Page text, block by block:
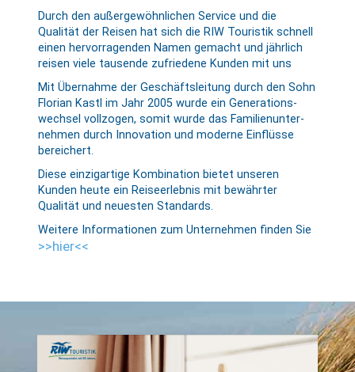
Durch den außer­gewöhn­lichen Service und die
Qualität der Reisen hat sich die RIW Touristik schnell
einen her­vor­ragenden Namen gemacht und jährlich
reisen viele tausende zufriedene Kunden mit uns
Mit Übernahme der Geschäfts­leitung durch den Sohn
Florian Kastl im Jahr 2005 wurde ein Generations­
wechsel vollzogen, somit wurde das Familien­unter­
nehmen durch Innovation und moderne Einflüsse
bereichert.
Diese einzig­artige Kombination bietet unseren
Kunden heute ein Reise­er­leb­nis mit bewährter
Qualität und neuesten Standards.
Weitere Informationen zum Unternehmen finden Sie
>>hier<<